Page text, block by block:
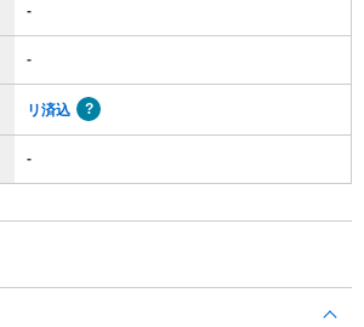
-
-
リ済込
-